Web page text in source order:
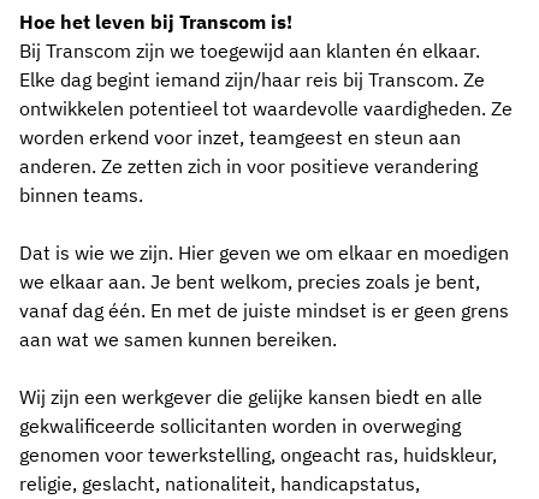
Hoe het leven bij Transcom is!
Bij Transcom zijn we toegewijd aan klanten én elkaar.
Elke dag begint iemand zijn/haar reis bij Transcom. Ze
ontwikkelen potentieel tot waardevolle vaardigheden. Ze
worden erkend voor inzet, teamgeest en steun aan
anderen. Ze zetten zich in voor positieve verandering
binnen teams.
Dat is wie we zijn. Hier geven we om elkaar en moedigen
we elkaar aan. Je bent welkom, precies zoals je bent,
vanaf dag één. En met de juiste mindset is er geen grens
aan wat we samen kunnen bereiken.
Wij zijn een werkgever die gelijke kansen biedt en alle
gekwalificeerde sollicitanten worden in overweging
genomen voor tewerkstelling, ongeacht ras, huidskleur,
religie, geslacht, nationaliteit, handicapstatus,